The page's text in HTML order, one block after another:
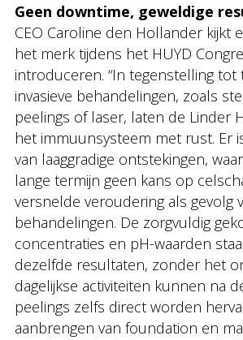
Geen downtime, geweldige
CEO Caroline den Hollander kijkt
het merk tijdens het HUYD
introduceren. “In tegenstelling tot
invasieve behandelingen, zoals
peelings of laser, laten de Linder
het immuunsysteem met rust. Er
van laaggradige ontstekingen,
lange termijn geen kans op
versnelde veroudering als gevolg
behandelingen. De zorgvuldig
concentraties en pH-waarden
dezelfde resultaten, zonder het
dagelijkse activiteiten kunnen na
peelings zelfs direct worden
aanbrengen van foundation en